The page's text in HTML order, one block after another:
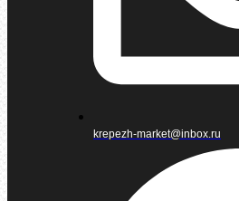
krepezh-market@inbox.ru